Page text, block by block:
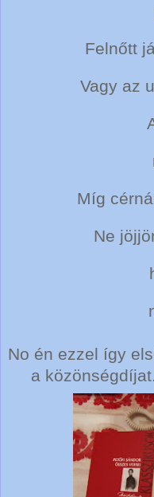
Felnőtt
Vagy az
Míg
Ne
No én ezzel így
a